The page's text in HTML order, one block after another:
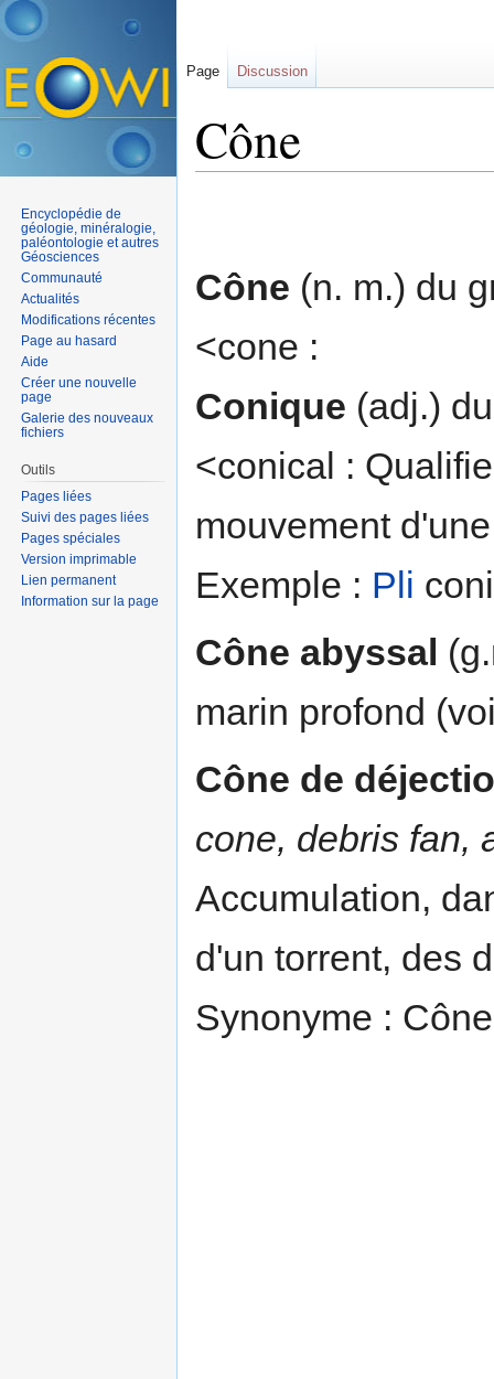
Cône
Cône (n. m.) du
<cone :
Conique (adj.)
<conical :
mouvement
Exemple : Pli
Cône abyssal
marin profond
Cône de
cone, debris fan,
Accumulation,
d'un torrent, des
Synonyme :
Page Discussion
Encyclopédie de
géologie, minéralogie,
paléontologie et autres
Géosciences
Communauté
Actualités
Modifications récentes
Page au hasard
Aide
Créer une nouvelle
page
Galerie des nouveaux
fichiers
Outils
Pages liées
Suivi des pages liées
Pages spéciales
Version imprimable
Lien permanent
Information sur la page